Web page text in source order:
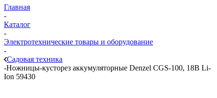
Главная
-
Каталог
-
Электротехнические товары и оборудование
-
Садовая техника
-Ножницы-кусторез аккумуляторные Denzel CGS-100, 18В Li-
Ion 59430